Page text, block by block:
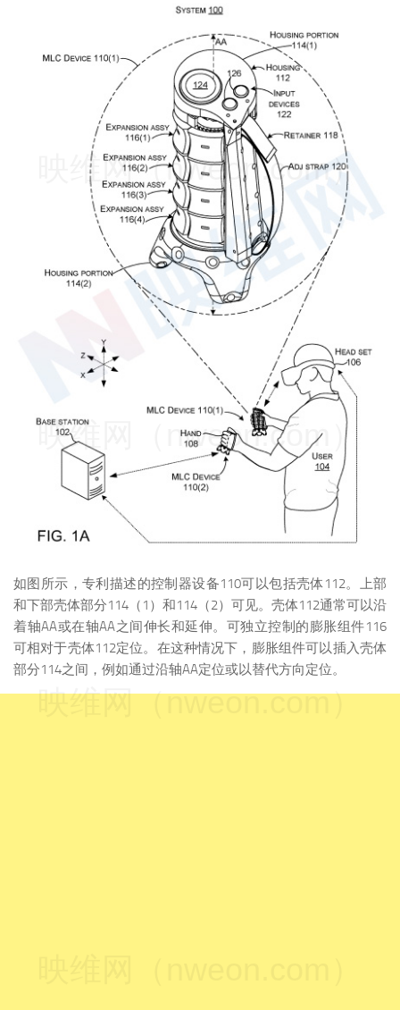
如图所示，专利描述的控制器设备110可以包括壳体112。上部
和下部壳体部分114（1）和114（2）可见。壳体112通常可以沿
着轴AA或在轴AA之间伸长和延伸。可独立控制的膨胀组件116
可相对于壳体112定位。在这种情况下，膨胀组件可以插入壳体
部分114之间，例如通过沿轴AA定位或以替代方向定位。
映维网（nweon.com）
映维网（nweon.com）
映维网（nweon.com）